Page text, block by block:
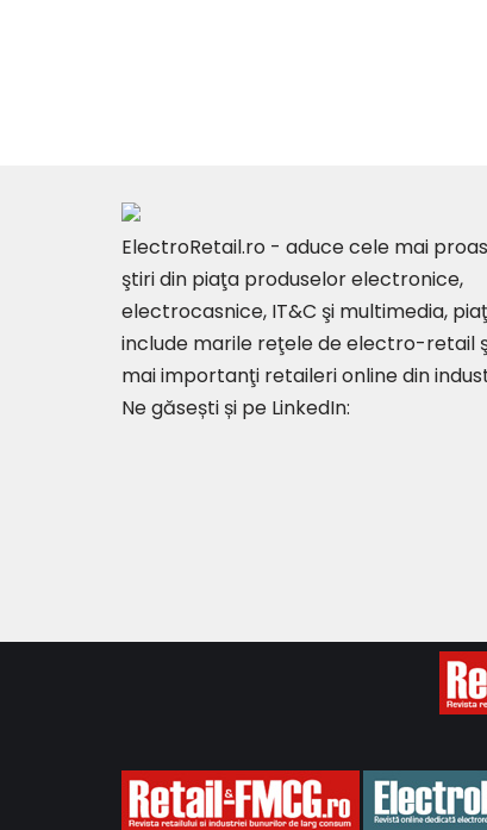
ElectroRetail.ro - aduce cele mai
ştiri din piaţa produselor electronice,
electrocasnice, IT&C şi multimedia,
include marile reţele de electro-retail
mai importanţi retaileri online din
Ne găsești și pe LinkedIn: